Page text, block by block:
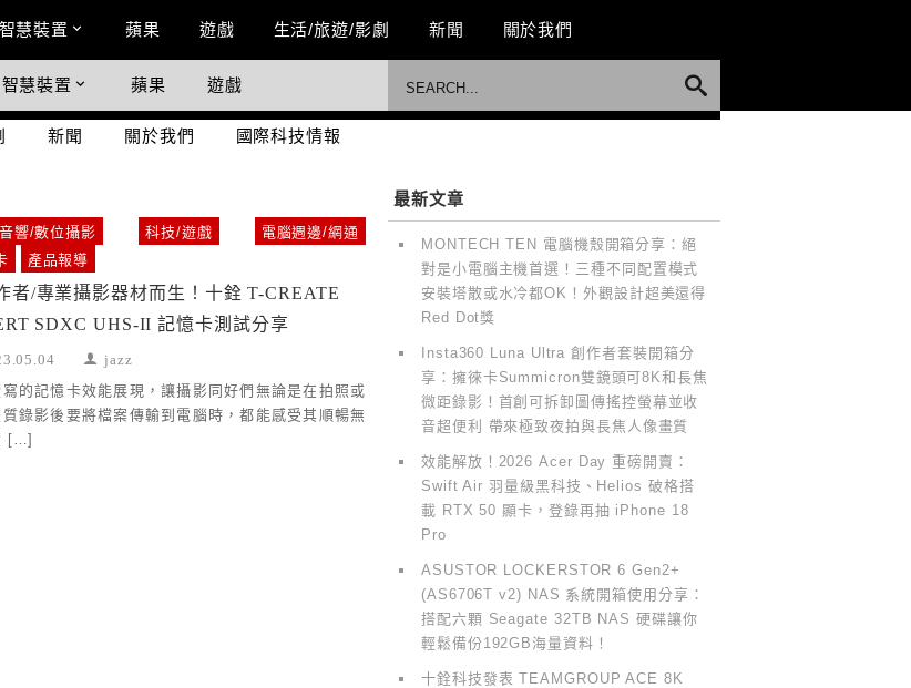
智慧裝置 蘋果 遊戲 生活/旅遊/影劇 新聞 關於我們
智慧裝置 蘋果 遊戲
新聞 關於我們 國際科技情報
響/數位攝影 科技/遊戲
電腦週邊/網通
產品報導
者/專業攝影器材而生！十銓 T-CREATE
SDXC UHS-II 記憶卡測試分享
jazz
的記憶卡效能展現，讓攝影同好們無論是在拍照或
錄影後要將檔案傳輸到電腦時，都能感受其順暢無
[…]
最新文章
MONTECH TEN 電腦機殼開箱分享：絕
對是小電腦主機首選！三種不同配置模式
安裝塔散或水冷都OK！外觀設計超美還得
Red Dot獎
Insta360 Luna Ultra 創作者套裝開箱分
享：擁徠卡Summicron雙鏡頭可8K和長焦
微距錄影！首創可拆卸圖傳搖控螢幕並收
音超便利 帶來極致夜拍與長焦人像畫質
效能解放！2026 Acer Day 重磅開賣：
Swift Air 羽量級黑科技、Helios 破格搭
載 RTX 50 顯卡，登錄再抽 iPhone 18
Pro
ASUSTOR LOCKERSTOR 6 Gen2+
(AS6706T v2) NAS 系統開箱使用分享：
搭配六顆 Seagate 32TB NAS 硬碟讓你
輕鬆備份192GB海量資料！
十銓科技發表 TEAMGROUP ACE 8K